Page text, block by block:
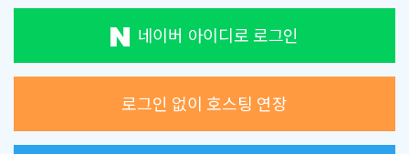
네이버 아이디로 로그인
로그인 없이 호스팅 연장